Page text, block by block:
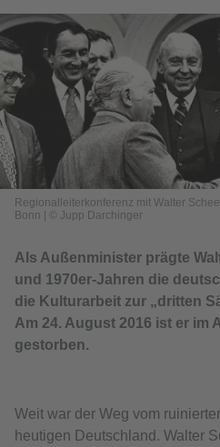
Regionalleiterkonferenz mit Walter
Bonn
© Jupp Darchinger
Als Außenminister prägte
und 1970er-Jahren die
die Kulturarbeit zur „dritten
Am 24. August 2016 ist er im
gestorben.
Weit war der Weg vom
heutigen Deutschland. Walter